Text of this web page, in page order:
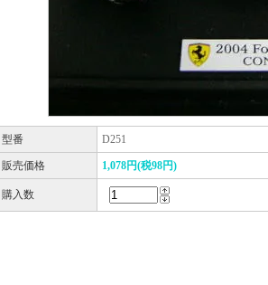
型番 D251
販売価格 1,078円(税98円)
購入数